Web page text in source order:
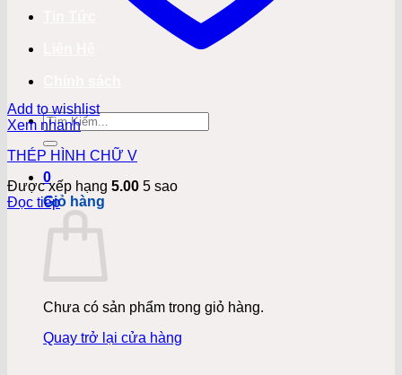
Tìm
kiếm:
0
Giỏ hàng
Chưa có sản phẩm trong giỏ hàng.
Quay trở lại cửa hàng
Add to wishlist
Xem nhanh
THÉP HÌNH CHỮ V
Được xếp hạng 5.00 5 sao
Đọc tiếp